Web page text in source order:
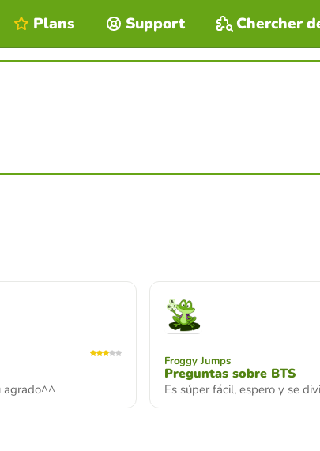
Plans Support Chercher
agrado^^
Froggy Jumps
Preguntas sobre BTS
Es súper fácil, espero y se